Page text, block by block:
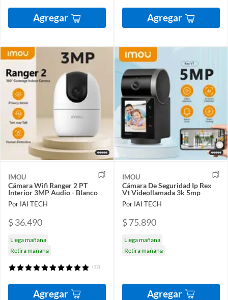
Agregar Agregar
IMOU
Cámara Wifi Ranger 2 PT
Interior 3MP Audio - Blanco
Por IAI TECH
$ 36.490
Llega mañana
Retira mañana
(12)
Agregar
IMOU
Cámara De Seguridad Ip Rex
Vt Videollamada 3k 5mp
Por IAI TECH
$ 75.890
Llega mañana
Retira mañana
Agregar